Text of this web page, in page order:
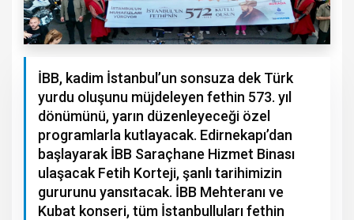
İBB, kadim İstanbul’un sonsuza dek Türk
yurdu oluşunu müjdeleyen fethin 573. yıl
dönümünü, yarın düzenleyeceği özel
programlarla kutlayacak. Edirnekapı’dan
başlayarak İBB Saraçhane Hizmet Binası
ulaşacak Fetih Korteji, şanlı tarihimizin
gururunu yansıtacak. İBB Mehteranı ve
Kubat konseri, tüm İstanbulluları fethin